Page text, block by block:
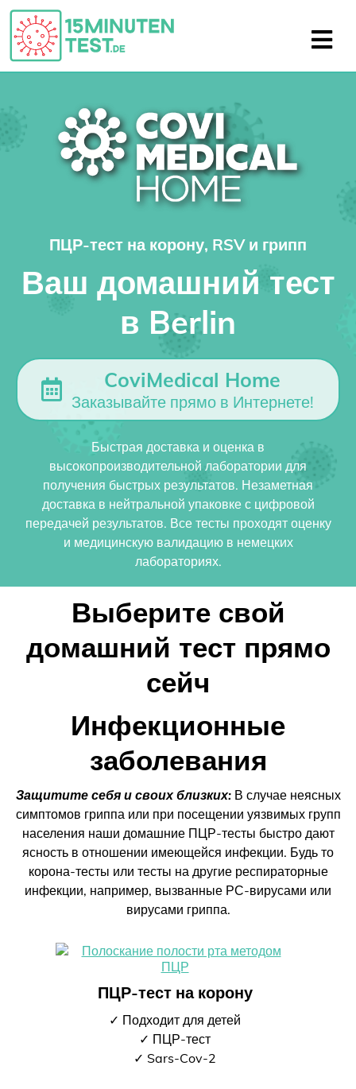
ПЦР-тест на корону, RSV и грипп
Ваш домашний тест
в Berlin
CoviMedical Home
Заказывайте прямо в Интернете!
Быстрая доставка и оценка в
высокопроизводительной лаборатории для
получения быстрых результатов. Незаметная
доставка в нейтральной упаковке с цифровой
передачей результатов. Все тесты проходят оценку
и медицинскую валидацию в немецких
лабораториях.
Выберите свой
домашний тест прямо
сейч
Инфекционные
заболевания
Защитите себя и своих близких:В случае неясных
симптомов гриппа или при посещении уязвимых групп
населения наши домашние ПЦР-тесты быстро дают
ясность в отношении имеющейся инфекции. Будь то
корона-тесты или тесты на другие респираторные
инфекции, например, вызванные РС-вирусами или
вирусами гриппа.
ПЦР-тест на корону
✓ Подходит для детей
✓ ПЦР-тест
✓ Sars-Cov-2